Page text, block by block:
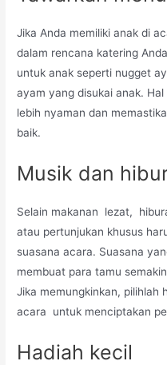
Jika Anda memiliki anak di
dalam rencana katering
untuk anak seperti nugget
ayam yang disukai anak.
lebih nyaman dan
baik.
Musik dan
Selain makanan lezat,
atau pertunjukan khusus
suasana acara. Suasana
membuat para tamu
Jika memungkinkan, pilihlah
acara untuk menciptakan
Hadiah kecil